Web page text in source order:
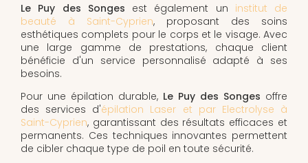
Le Puy des Songes est également un institut de
beauté à Saint-Cyprien, proposant des soins
esthétiques complets pour le corps et le visage. Avec
une large gamme de prestations, chaque client
bénéficie d'un service personnalisé adapté à ses
besoins.
Pour une épilation durable, Le Puy des Songes offre
des services d'épilation Laser et par Electrolyse à
Saint-Cyprien, garantissant des résultats efficaces et
permanents. Ces techniques innovantes permettent
de cibler chaque type de poil en toute sécurité.